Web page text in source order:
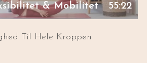
& Mobilitet 55:22
Til Hele Kroppen